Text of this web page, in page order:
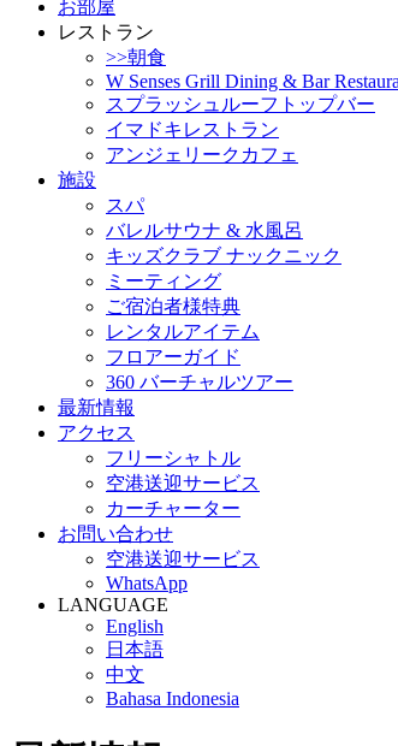
お部屋
レストラン
>>朝食
W Senses Grill Dining & Bar
スプラッシュルーフトップバー
イマドキレストラン
アンジェリークカフェ
施設
スパ
バレルサウナ & 水風呂
キッズクラブ ナックニック
ミーティング
ご宿泊者様特典
レンタルアイテム
フロアーガイド
360 バーチャルツアー
最新情報
アクセス
フリーシャトル
空港送迎サービス
カーチャーター
お問い合わせ
空港送迎サービス
WhatsApp
LANGUAGE
English
日本語
中文
Bahasa Indonesia